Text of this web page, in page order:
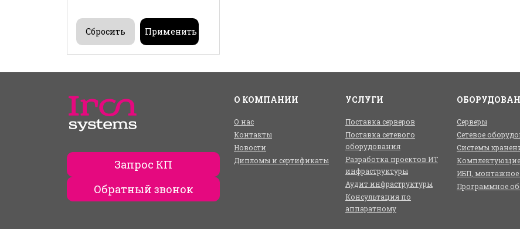
Запрос КП
Обратный звонок
О КОМПАНИИ
О нас
Контакты
Новости
Дипломы и сертификаты
УСЛУГИ
Поставка серверов
Поставка сетевого
оборудования
Разработка проектов ИТ
инфраструктуры
Аудит инфраструктуры
Консультация по
аппаратному
Серверы
Сетевое
Системы
Комплектующие
ИБП, монтажное
Программное